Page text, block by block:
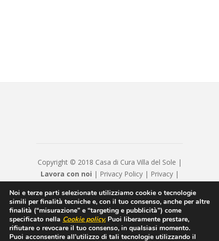
Copyright © 2018 Casa di Cura Villa del Sole |
Lavora con noi | Privacy Policy| Privacy|
Hyppocratica S.P.A. - Casa Di Cura Villa Del
Sole - Cap. Soc. € 120120 - Numero REA IS
208814 - P.IVA/Cod. Fiscale 00550600654 -
hyppocraticaspa@arubapec.it - Sottoposto alla
Noi e terze parti selezionate utilizziamo cookie o tecnologie
simili per finalità tecniche e, con il tuo consenso, anche per altre
finalità (“misurazione” e “targeting e pubblicità”) come
specificato nella Cookie policy. Puoi liberamente prestare,
rifiutare o revocare il tuo consenso, in qualsiasi momento.
Puoi acconsentire all’utilizzo di tali tecnologie utilizzando il